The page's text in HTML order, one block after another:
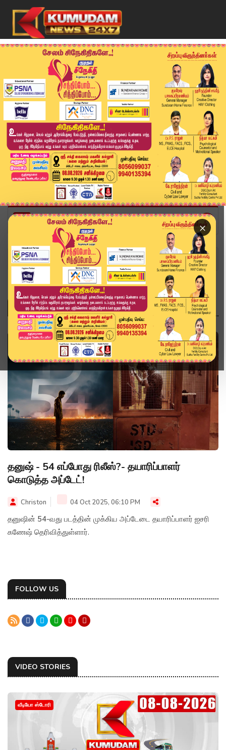
×
Home Topics
தனுஷ் - 54 எப்போது ரிலீஸ்?- தயாரிப்பாளர்
கொடுத்த அப்டேட்!
Christon 04 Oct 2025, 06:10 PM
தனுஷின் 54-வது படத்தின் முக்கிய அப்டேடை தயாரிப்பாளர் ஐசரி
கணேஷ் தெரிவித்துள்ளார்.
FOLLOW US
VIDEO STORIES
வீடியோ ஸ்டோரி